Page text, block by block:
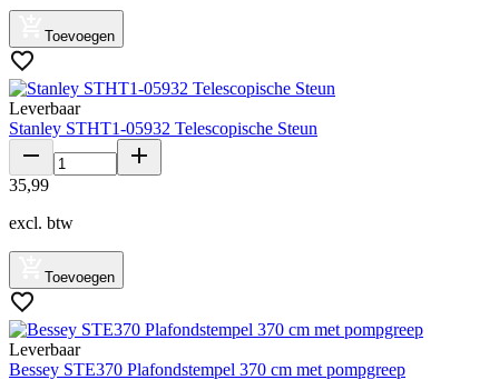
Toevoegen
Leverbaar
Stanley STHT1-05932 Telescopische Steun
35,99
excl. btw
Toevoegen
Leverbaar
Bessey STE370 Plafondstempel 370 cm met pompgreep